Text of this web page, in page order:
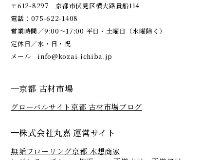
〒612-8297 京都市伏見区横大路貴船114
電話： 075-622-1408
営業時間／9:00～17:00 平日・土曜日（水曜除く）
定休日／水・日・祝
メール info@kozai-ichiba.jp
京都 古材市場
グローバルサイト京都 古材市場ブログ
株式会社丸嘉 運営サイト
無垢フローリング京都 木想商家